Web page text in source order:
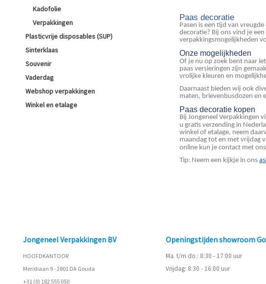
Kadofolie
Verpakkingen
Plasticvrije disposables (SUP)
Sinterklaas
Souvenir
Vaderdag
Webshop verpakkingen
Winkel en etalage
Paas decoratie
Pasen is een tijd van
decoratie? Bij ons vind je
verpakkingsmogelijkheden
Onze mogelijkheden
Of je nu op zoek bent naar
paas versieringen zijn
vrolijke kleuren en
Daarnaast bieden wij ook
maten, brievenbusdozen en
Paas decoratie kopen
Bij Jongeneel Verpakkingen
u gratis verzending in
winkel of etalage, neem
maandag tot en met vrijdag
online kun je contact met
Tip: Neem een kijkje in ons
Jongeneel Verpakkingen BV
HOOFDKANTOOR
Meridiaan 9 - 2801 DA Gouda
+31 (0) 182 555 050
Openingstijden showroom
Ma. t/m do.: 8:30 - 17:00 uur
Vrijdag: 8:30 - 16:00 uur